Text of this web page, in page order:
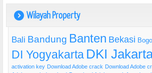
) Wilayah Property
Bali Bandung Banten Bekasi
DI Yogyakarta DKI
activation key Download Adobe crack Download Adobe